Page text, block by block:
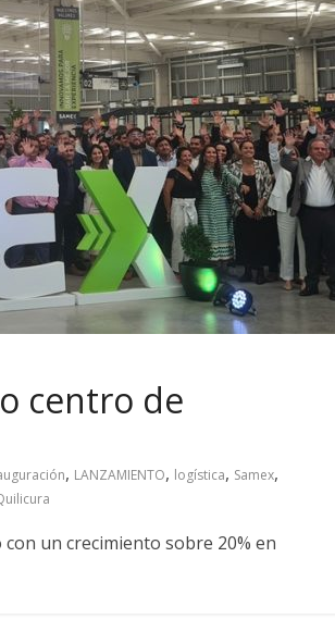
centro de
, LANZAMIENTO, logística, Samex,
un crecimiento sobre 20% en